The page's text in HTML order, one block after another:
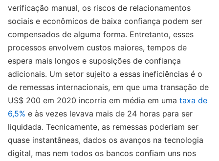
verificação manual, os riscos de relacionamentos
sociais e econômicos de baixa confiança podem ser
compensados de alguma forma. Entretanto, esses
processos envolvem custos maiores, tempos de
espera mais longos e suposições de confiança
adicionais. Um setor sujeito a essas ineficiências é o
de remessas internacionais, em que uma transação de
US$ 200 em 2020 incorria em média em uma taxa de
6,5% e às vezes levava mais de 24 horas para ser
liquidada. Tecnicamente, as remessas poderiam ser
quase instantâneas, dados os avanços na tecnologia
digital, mas nem todos os bancos confiam uns nos